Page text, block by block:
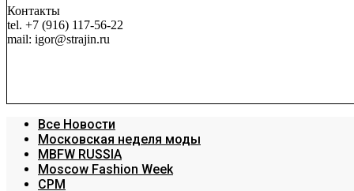
Контакты
tel. +7 (916) 117-56-22
mail: igor@strajin.ru
Все Новости
Московская неделя моды
MBFW RUSSIA
Moscow Fashion Week
CPM